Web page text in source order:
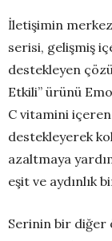
İletişimin
serisi, gelişmiş
destekleyen
Etkili” ürünü
C vitamini
destekleyerek
azaltmaya
eşit ve aydınlık
Serinin bir diğer